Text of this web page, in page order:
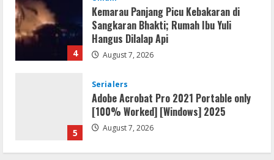
4
Kemarau Panjang Picu Kebakaran di
Sangkaran Bhakti; Rumah Ibu Yuli
Hangus Dilalap Api
August 7, 2026
5
Adobe Acrobat Pro 2021 Portable only
[100% Worked] [Windows] 2025
Lan